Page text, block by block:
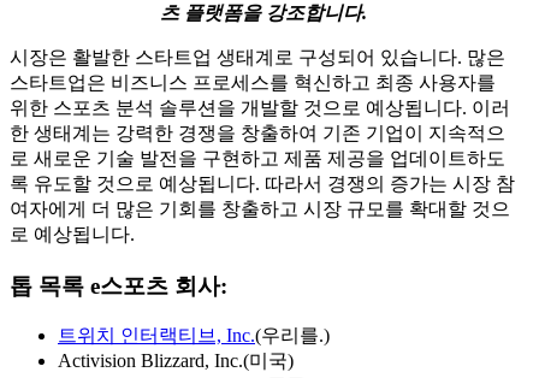
츠 플랫폼을 강조합니다.
시장은 활발한 스타트업 생태계로 구성되어 있습니다. 많은
스타트업은 비즈니스 프로세스를 혁신하고 최종 사용자를
위한 스포츠 분석 솔루션을 개발할 것으로 예상됩니다. 이러
한 생태계는 강력한 경쟁을 창출하여 기존 기업이 지속적으
로 새로운 기술 발전을 구현하고 제품 제공을 업데이트하도
록 유도할 것으로 예상됩니다. 따라서 경쟁의 증가는 시장 참
여자에게 더 많은 기회를 창출하고 시장 규모를 확대할 것으
로 예상됩니다.
톱 목록 e스포츠 회사:
트위치 인터랙티브, Inc.(우리를.)
Activision Blizzard, Inc.(미국)